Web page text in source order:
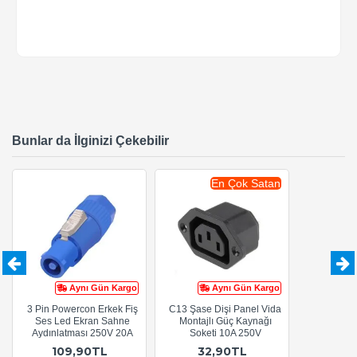
Bunlar da İlginizi Çekebilir
Aynı Gün Kargo
3 Pin Powercon Erkek Fiş
Ses Led Ekran Sahne
Aydınlatması 250V 20A
109,90TL
Aynı Gün Kargo
En Çok Satan
C13 Şase Dişi Panel Vida
Montajlı Güç Kaynağı
Soketi 10A 250V
32,90TL